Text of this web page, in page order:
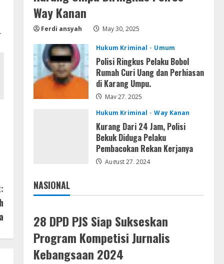
4
Resettools
Crack [Final] (x64) Final FileCR
Img
Office 2019 LTSC Professional
Plus Debloated Tоrrеnt
Way Kanan
Ferdi ansyah May 30, 2025
Hukum Kriminal Umum
Polisi Ringkus Pelaku Bobol
Rumah Curi Uang dan Perhiasan
di Karang Umpu.
May 27, 2025
Hukum Kriminal
Way Kanan
Kurang Dari 24 Jam, Polisi
Bekuk Diduga Pelaku
Pembacokan Rekan Kerjanya
August 27, 2024
NASIONAL
Jakarta
28 DPD PJS Siap Sukseskan
Program Kompetisi Jurnalis
Kebangsaan 2024